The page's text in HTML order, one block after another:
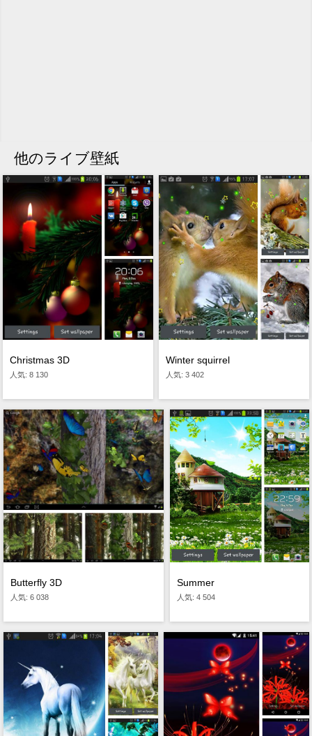
他のライブ壁紙
Christmas 3D
人気: 8 130
Winter squirrel
人気: 3 402
Butterfly 3D
人気: 6 038
Summer
人気: 4 504